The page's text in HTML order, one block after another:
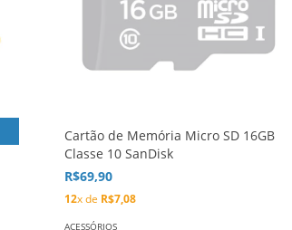
Cartão de Memória Micro SD 16GB
Classe 10 SanDisk
R$69,90
12x de R$7,08
ACESSÓRIOS